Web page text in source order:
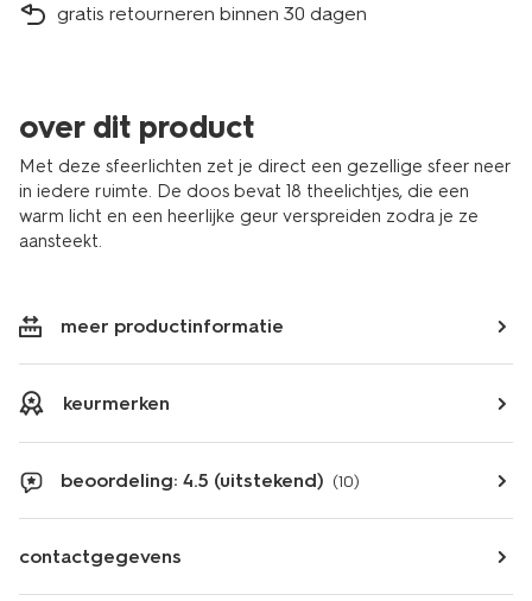
gratis retourneren binnen 30 dagen
over dit product
Met deze sfeerlichten zet je direct een gezellige sfeer neer
in iedere ruimte. De doos bevat 18 theelichtjes, die een
warm licht en een heerlijke geur verspreiden zodra je ze
aansteekt.
meer productinformatie
keurmerken
beoordeling: 4.5 (uitstekend) (10)
contactgegevens